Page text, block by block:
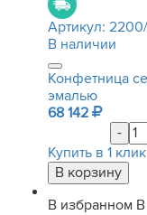
Артикул:
В наличии
Конфетница
эмалью
68 142
-
Купить в 1 клик
В избранном